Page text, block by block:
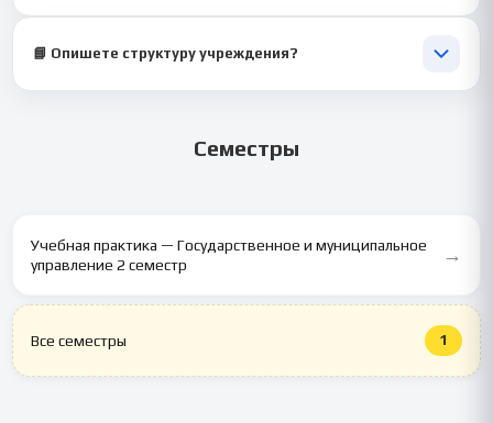
📘 Опишете структуру учреждения?
Семестры
Учебная практика — Государственное и муниципальное
управление 2 семестр
→
Все семестры 1